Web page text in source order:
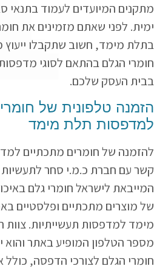
מתקנים המיועדים לעמוד בתנאי
ימית. לפני שאתם מזמינים את
בתלת מימד, חשוב שתקבלו ייעוץ
חומרי הגלם בהתאם לסוגי
בבית העסק שלכם.
הזמנה טלפונית של
למדפסות תלת מימד
להזמנה של חומרים מתכתיים
קשר עם חברת כ.מ.י סחר
המייבאת לישראל חומרי גלם
של מוצרים מתכתיים ופלסטיים
מימד למדפסות תעשייתיות. צוות
מספר הטלפון המופיע באתר
חומרי הגלם לצורכי הדפסה,